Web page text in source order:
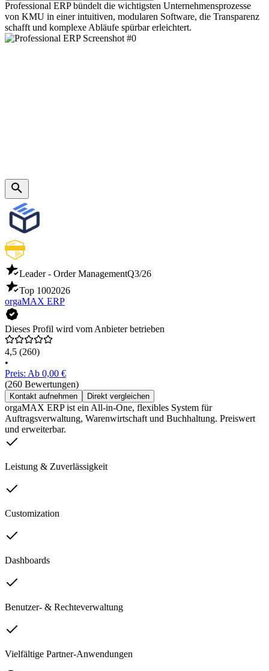
Professional ERP bündelt die wichtigsten Unternehmensprozesse
von KMU in einer intuitiven, modularen Software, die Transparenz
schafft und komplexe Abläufe spürbar erleichtert.
Leader - Order ManagementQ3/26
Top 1002026
orgaMAX ERP
Dieses Profil wird vom Anbieter betrieben
4,5 (260)
•
Preis: Ab 0,00 €
(260 Bewertungen)
Kontakt aufnehmen Direkt vergleichen
orgaMAX ERP ist ein All-in-One, flexibles System für
Auftragsverwaltung, Warenwirtschaft und Buchhaltung. Preiswert
und erweiterbar.
Leistung & Zuverlässigkeit
Customization
Dashboards
Benutzer- & Rechteverwaltung
Vielfältige Partner-Anwendungen